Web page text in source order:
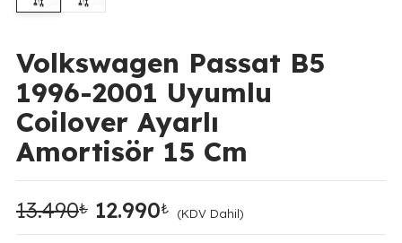
Volkswagen Passat B5
1996-2001 Uyumlu
Coilover Ayarlı
Amortisör 15 Cm
13.490₺ Orijinal
fiyat:
12.990₺ Şu
andaki
(KDV Dahil)